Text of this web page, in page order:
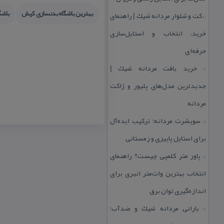
::كت و شلوار مردانه شیك | راهنمای
خرید، انتخاب و استایل‌سازی
حرفه‌ای
::خرید بافت مردانه شیك |
جدیدترین مدل‌های پلیور و ژاكت
مردانه
:: سویشرت مردانه؛ تركیب ایده‌آل
برای استایل پاییزی و زمستانی
:: پاور متر كلمپی چیست؟ راهنمای
انتخاب بهترین وات‌متر انبری برای
اندازه‌گیری توان برق
:: بارانی مردانه شیك و ضدآب؛
بهترین باشگاه بدنسازی كیش